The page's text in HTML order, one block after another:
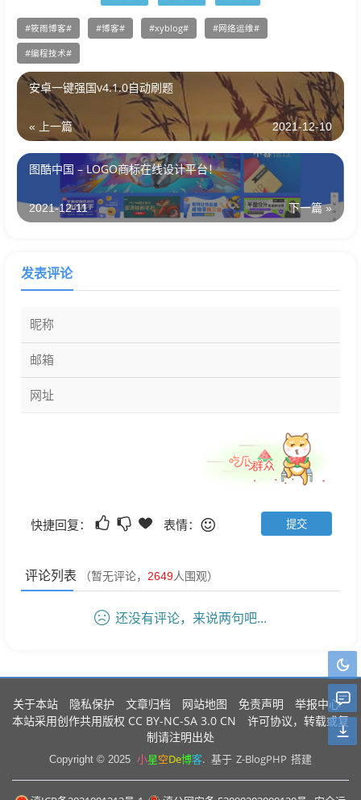
筱雨博客 博客 xyblog 网络运维
编程技术
安卓一键强国v4.1.0自动刷题
« 上一篇 2021-12-10
图酷中国 – LOGO商标在线设计平台！
下一篇 »
2021-12-11
发表评论
快捷回复： 表情：
评论列表 （暂无评论， 2649人围观）
还没有评论，来说两句吧...
关于本站 隐私保护 文章归档 网站地图 免责声明 举报中心
本站采用创作共用版权 CC BY-NC-SA 3.0 CN
许可协议，转载或复
制请注明出处
Copyright © 2025 小星空De博客. 基于 Z-BlogPHP 搭建